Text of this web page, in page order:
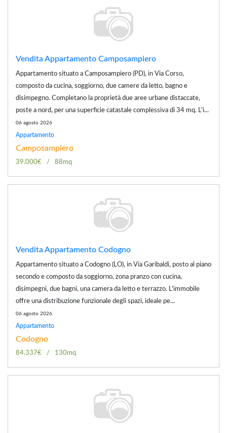
Vendita Appartamento Camposampiero
Appartamento situato a Camposampiero (PD), in Via Corso,
composto da cucina, soggiorno, due camere da letto, bagno e
disimpegno. Completano la proprietà due aree urbane distaccate,
poste a nord, per una superficie catastale complessiva di 34 mq. L'i...
06 agosto 2026
Appartamento
Camposampiero
39.000€ 88mq
Vendita Appartamento Codogno
Appartamento situato a Codogno (LO), in Via Garibaldi, posto al piano
secondo e composto da soggiorno, zona pranzo con cucina,
disimpegni, due bagni, una camera da letto e terrazzo. L'immobile
offre una distribuzione funzionale degli spazi, ideale pe...
06 agosto 2026
Appartamento
Codogno
84.337€ 130mq